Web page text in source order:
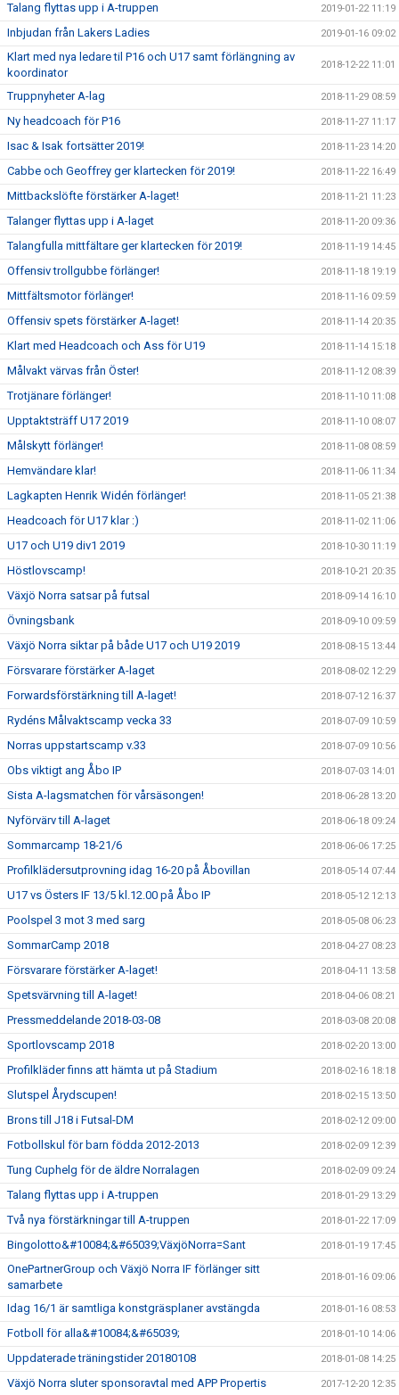
Talang flyttas upp i A-truppen 2019-01-22 11:19
Inbjudan från Lakers Ladies 2019-01-16 09:02
Klart med nya ledare til P16 och U17 samt förlängning av
koordinator
2018-12-22 11:01
Truppnyheter A-lag 2018-11-29 08:59
Ny headcoach för P16 2018-11-27 11:17
Isac & Isak fortsätter 2019! 2018-11-23 14:20
Cabbe och Geoffrey ger klartecken för 2019! 2018-11-22 16:49
Mittbackslöfte förstärker A-laget! 2018-11-21 11:23
Talanger flyttas upp i A-laget 2018-11-20 09:36
Talangfulla mittfältare ger klartecken för 2019! 2018-11-19 14:45
Offensiv trollgubbe förlänger! 2018-11-18 19:19
Mittfältsmotor förlänger! 2018-11-16 09:59
Offensiv spets förstärker A-laget! 2018-11-14 20:35
Klart med Headcoach och Ass för U19 2018-11-14 15:18
Målvakt värvas från Öster! 2018-11-12 08:39
Trotjänare förlänger! 2018-11-10 11:08
Upptaktsträff U17 2019 2018-11-10 08:07
Målskytt förlänger! 2018-11-08 08:59
Hemvändare klar! 2018-11-06 11:34
Lagkapten Henrik Widén förlänger! 2018-11-05 21:38
Headcoach för U17 klar :) 2018-11-02 11:06
U17 och U19 div1 2019 2018-10-30 11:19
Höstlovscamp! 2018-10-21 20:35
Växjö Norra satsar på futsal 2018-09-14 16:10
Övningsbank 2018-09-10 09:59
Växjö Norra siktar på både U17 och U19 2019 2018-08-15 13:44
Försvarare förstärker A-laget 2018-08-02 12:29
Forwardsförstärkning till A-laget! 2018-07-12 16:37
Rydéns Målvaktscamp vecka 33 2018-07-09 10:59
Norras uppstartscamp v.33 2018-07-09 10:56
Obs viktigt ang Åbo IP 2018-07-03 14:01
Sista A-lagsmatchen för vårsäsongen! 2018-06-28 13:20
Nyförvärv till A-laget 2018-06-18 09:24
Sommarcamp 18-21/6 2018-06-06 17:25
Profilklädersutprovning idag 16-20 på Åbovillan 2018-05-14 07:44
U17 vs Östers IF 13/5 kl.12.00 på Åbo IP 2018-05-12 12:13
Poolspel 3 mot 3 med sarg 2018-05-08 06:23
SommarCamp 2018 2018-04-27 08:23
Försvarare förstärker A-laget! 2018-04-11 13:58
Spetsvärvning till A-laget! 2018-04-06 08:21
Pressmeddelande 2018-03-08 2018-03-08 20:08
Sportlovscamp 2018 2018-02-20 13:00
Profilkläder finns att hämta ut på Stadium 2018-02-16 18:18
Slutspel Årydscupen! 2018-02-15 13:50
Brons till J18 i Futsal-DM 2018-02-12 09:00
Fotbollskul för barn födda 2012-2013 2018-02-09 12:39
Tung Cuphelg för de äldre Norralagen 2018-02-09 09:24
Talang flyttas upp i A-truppen 2018-01-29 13:29
Två nya förstärkningar till A-truppen 2018-01-22 17:09
Bingolotto&#10084;&#65039;VäxjöNorra=Sant 2018-01-19 17:45
OnePartnerGroup och Växjö Norra IF förlänger sitt
samarbete
2018-01-16 09:06
Idag 16/1 är samtliga konstgräsplaner avstängda 2018-01-16 08:53
Fotboll för alla&#10084;&#65039; 2018-01-10 14:06
Uppdaterade träningstider 20180108 2018-01-08 14:25
Växjö Norra sluter sponsoravtal med APP Propertis 2017-12-20 12:35